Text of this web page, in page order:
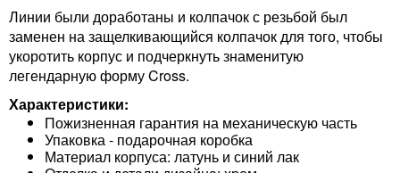
Линии были доработаны и колпачок с резьбой был
заменен на защелкивающийся колпачок для того, чтобы
укоротить корпус и подчеркнуть знаменитую
легендарную форму Cross.
Характеристики:
Пожизненная гарантия на механическую часть
Упаковка - подарочная коробка
Материал корпуса: латунь и синий лак